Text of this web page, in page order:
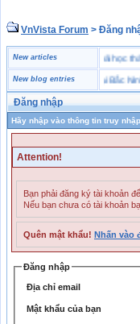
VnVista Forum > Đăng
New articles
biệt” của Microsoft ♥4 bài
New blog entries
hiệu giày bảo hộ tại Bắc Ninh
Đăng nhập
Hãy nhập vào thông tin truy
Attention!
Bạn phải đăng ký tài khoản
Nếu bạn chưa có tài khoản
Quên mật khẩu! Nhấn vào
Đăng nhập
Địa chỉ email
Mật khẩu của bạn